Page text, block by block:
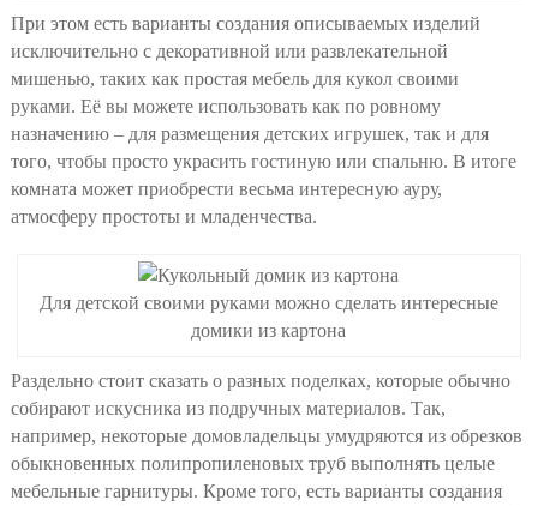
При этом есть варианты создания описываемых изделий
исключительно с декоративной или развлекательной
мишенью, таких как простая мебель для кукол своими
руками. Её вы можете использовать как по ровному
назначению – для размещения детских игрушек, так и для
того, чтобы просто украсить гостиную или спальню. В итоге
комната может приобрести весьма интересную ауру,
атмосферу простоты и младенчества.
Для детской своими руками можно сделать интересные
домики из картона
Раздельно стоит сказать о разных поделках, которые обычно
собирают искусника из подручных материалов. Так,
например, некоторые домовладельцы умудряются из обрезков
обыкновенных полипропиленовых труб выполнять целые
мебельные гарнитуры. Кроме того, есть варианты создания